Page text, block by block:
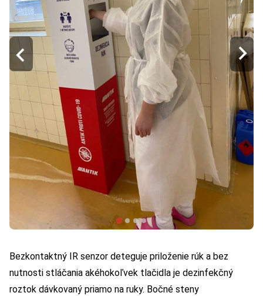
Bezkontaktný IR senzor deteguje priloženie rúk a bez
nutnosti stláčania akéhokoľvek tlačidla je dezinfekčný
roztok dávkovaný priamo na ruky. Bočné steny